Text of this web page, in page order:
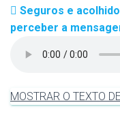
Seguros e
perceber a
MOSTRAR O TEXTO